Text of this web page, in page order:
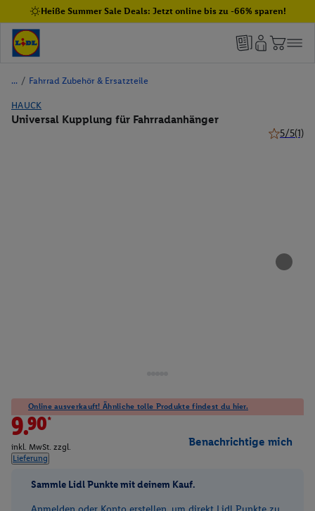
Heiße Summer Sale Deals: Jetzt online bis zu -66% sparen!
/ Fahrrad Zubehör & Ersatzteile
HAUCK
Universal Kupplung für Fahrradanhänger
5/5(1)
Online ausverkauft! Ähnliche tolle Produkte findest du hier.
9.90*
inkl. MwSt. zzgl.
Lieferung
Benachrichtige mich
Sammle Lidl Punkte mit deinem Kauf.